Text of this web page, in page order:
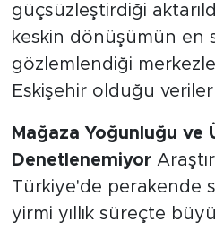
güçsüzleştirdiği
keskin dönüşümün en
gözlemlendiği
Eskişehir olduğu
Mağaza Yoğunluğu ve
Denetlenemiyor
Türkiye'de perakende
yirmi yıllık süreçte